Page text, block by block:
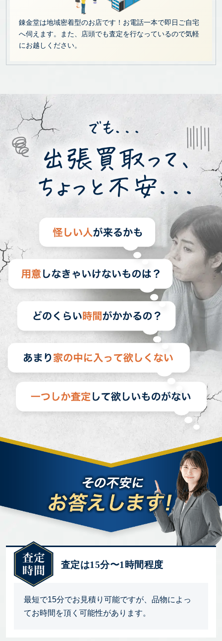
錬金堂は地域密着型のお店です！お電話一本で即日ご自宅
へ伺えます。また、店頭でも査定を行なっているので気軽
にお越しください。
査定は15分〜1時間程度
最短で15分でお見積り可能ですが、品物によっ
てお時間を頂く可能性があります。